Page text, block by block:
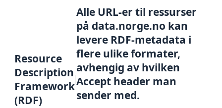
Resource
Description
Framework
(RDF)
Alle URL-er til ressurser
på data.norge.no kan
levere RDF-metadata i
flere ulike formater,
avhengig av hvilken
Accept header man
sender med.